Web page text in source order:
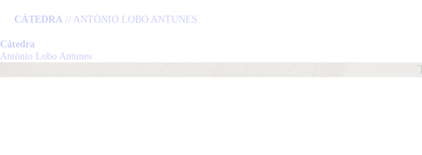
CÁTEDRA // ANTÓNIO LOBO ANTUNES
Cátedra
António Lobo Antunes